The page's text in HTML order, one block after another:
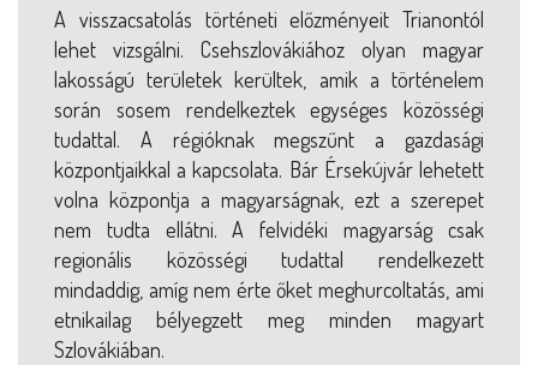
A visszacsatolás történeti előzményeit Trianontól
lehet vizsgálni. Csehszlovákiához olyan magyar
lakosságú területek kerültek, amik a történelem
során sosem rendelkeztek egységes közösségi
tudattal. A régióknak megszűnt a gazdasági
központjaikkal a kapcsolata. Bár Érsekújvár lehetett
volna központja a magyarságnak, ezt a szerepet
nem tudta ellátni. A felvidéki magyarság csak
regionális közösségi tudattal rendelkezett
mindaddig, amíg nem érte őket meghurcoltatás, ami
etnikailag bélyegzett meg minden magyart
Szlovákiában.